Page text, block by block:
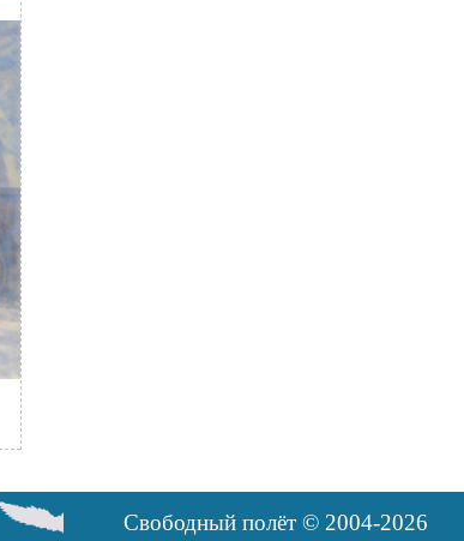
Свободный полёт © 2004-2026